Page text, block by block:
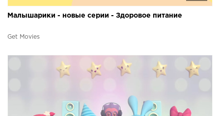
Малышарики - новые серии - Здоровое питание
Get Movies